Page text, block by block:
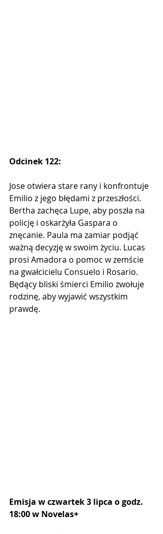
Odcinek 122:
Jose otwiera stare rany i konfrontuje
Emilio z jego błędami z przeszłości.
Bertha zachęca Lupe, aby poszła na
policję i oskarżyła Gaspara o
znęcanie. Paula ma zamiar podjąć
ważną decyzję w swoim życiu. Lucas
prosi Amadora o pomoc w zemście
na gwałcicielu Consuelo i Rosario.
Będący bliski śmierci Emilio zwołuje
rodzinę, aby wyjawić wszystkim
prawdę.
Emisja w czwartek 3 lipca o godz.
18:00 w Novelas+